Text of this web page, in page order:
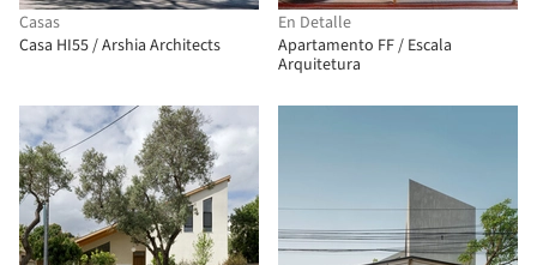
Casas
Casa HI55 / Arshia Architects
En Detalle
Apartamento FF / Escala
Arquitetura